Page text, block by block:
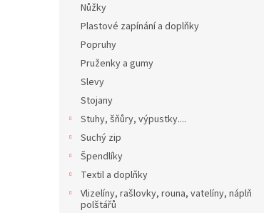
Nůžky
Plastové zapínání a doplňky
Popruhy
Pruženky a gumy
Slevy
Stojany
Stuhy, šňůry, výpustky....
Suchý zip
Špendlíky
Textil a doplňky
Vlizelíny, rašlovky, rouna, vatelíny, náplň
polštářů